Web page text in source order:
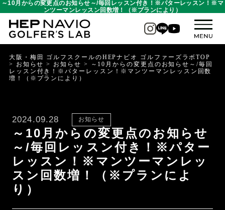
～10月からの変更点のお知らせ～/毎回レッスン付き！※パターレッスン！※マ
ンツーマンレッスン回数増！（※プランにより）
大阪・梅田 ゴルフスクールのHEPナビオ ゴルファーズラボTOP
> お知らせ > お知らせ >
～10月からの変更点のお知らせ～/毎回
レッスン付き！※パターレッスン！※マンツーマンレッスン回数
増！（※プランにより）
2024.09.28 お知らせ
～10月からの変更点のお知らせ
～/毎回レッスン付き！※パター
レッスン！※マンツーマンレッ
スン回数増！（※プランによ
り）